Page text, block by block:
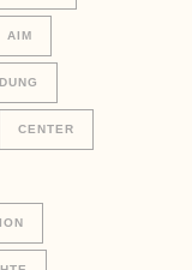
AIM
CENTER